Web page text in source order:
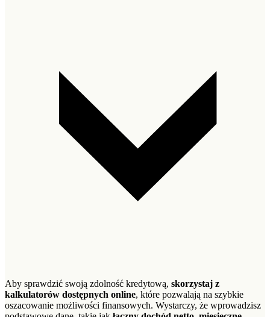
Aby sprawdzić swoją zdolność kredytową, skorzystaj z
kalkulatorów dostępnych online, które pozwalają na szybkie
oszacowanie możliwości finansowych. Wystarczy, że wprowadzisz